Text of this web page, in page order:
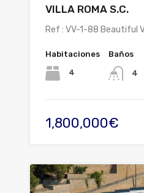
VILLA ROMA S.C.
Ref : VV-1-88 Beautiful
Habitaciones
4
Baños
4
1,800,000€